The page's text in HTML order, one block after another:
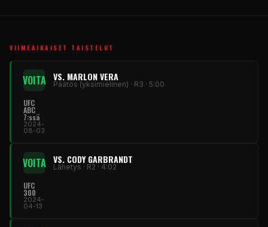
VIIMEAIKAISET TAISTELUT
VOITA VS. MARLON VERA
Päätös (yksimielinen) · R3 · 5:00
UFC
ABC
7:ssä
2024-
08-03
VOITA VS. CODY GARBRANDT
Lähetys · R2 · 4:02
UFC
300
2024-
04-13